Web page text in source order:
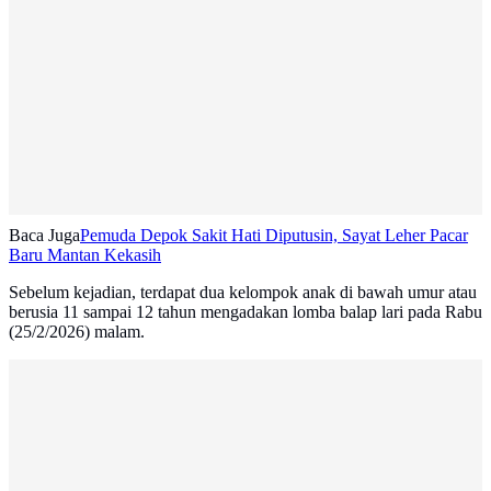
Baca JugaPemuda Depok Sakit Hati Diputusin, Sayat Leher Pacar
Baru Mantan Kekasih
Sebelum kejadian, terdapat dua kelompok anak di bawah umur atau
berusia 11 sampai 12 tahun mengadakan lomba balap lari pada Rabu
(25/2/2026) malam.